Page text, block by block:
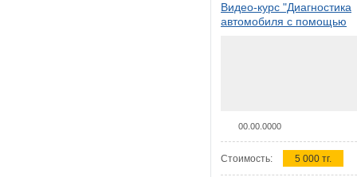
Видео-курс "Диагностика
автомобиля с помощью
00.00.0000
Стоимость: 5 000 тг.